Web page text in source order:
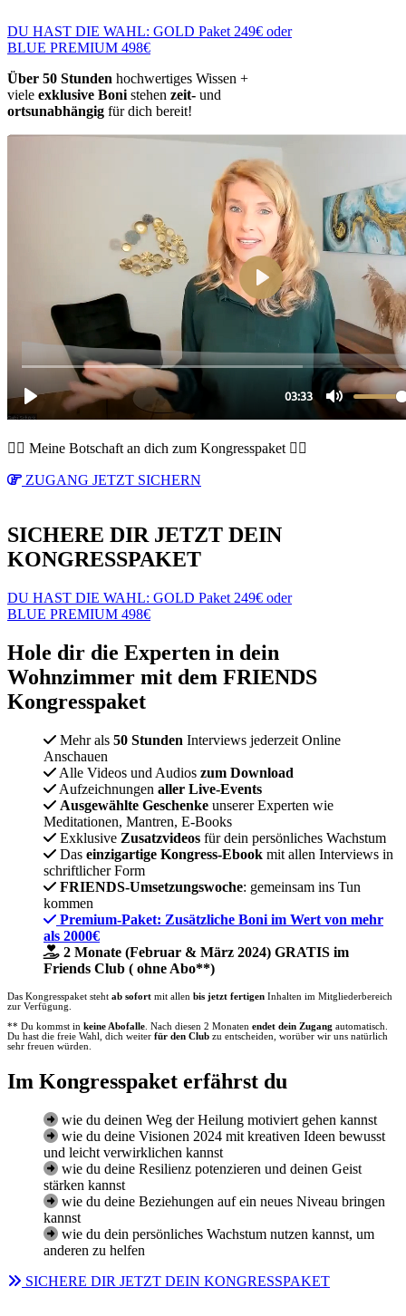
DU HAST DIE WAHL: GOLD Paket 249€ oder
BLUE PREMIUM 498€
Über 50 Stunden hochwertiges Wissen +
viele exklusive Boni stehen zeit- und
ortsunabhängig für dich bereit!
👆🏼 Meine Botschaft an dich zum Kongresspaket 👆🏼
ZUGANG JETZT SICHERN
SICHERE DIR JETZT DEIN
KONGRESSPAKET
DU HAST DIE WAHL: GOLD Paket 249€ oder
BLUE PREMIUM 498€
Hole dir die Experten in dein
Wohnzimmer mit dem FRIENDS
Kongresspaket
Mehr als 50 Stunden Interviews jederzeit Online
Anschauen
Alle Videos und Audios zum Download
Aufzeichnungen aller Live-Events
Ausgewählte Geschenke unserer Experten wie
Meditationen, Mantren, E-Books
Exklusive Zusatzvideos für dein persönliches Wachstum
Das einzigartige Kongress-Ebook mit allen Interviews in
schriftlicher Form
FRIENDS-Umsetzungswoche: gemeinsam ins Tun
kommen
Premium-Paket: Zusätzliche Boni im Wert von mehr
als 2000€
2 Monate (Februar & März 2024) GRATIS im
Friends Club ( ohne Abo**)
Das Kongresspaket steht ab sofort mit allen bis jetzt fertigen Inhalten im Mitgliederbereich
zur Verfügung.
** Du kommst in keine Abofalle . Nach diesen 2 Monaten endet dein Zugang automatisch.
Du hast die freie Wahl, dich weiter für den Club zu entscheiden, worüber wir uns natürlich
sehr freuen würden.
Im Kongresspaket erfährst du
wie du deinen Weg der Heilung motiviert gehen kannst
wie du deine Visionen 2024 mit kreativen Ideen bewusst
und leicht verwirklichen kannst
wie du deine Resilienz potenzieren und deinen Geist
stärken kannst
wie du deine Beziehungen auf ein neues Niveau bringen
kannst
wie du dein persönliches Wachstum nutzen kannst, um
anderen zu helfen
SICHERE DIR JETZT DEIN KONGRESSPAKET